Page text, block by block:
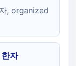
, organized
자